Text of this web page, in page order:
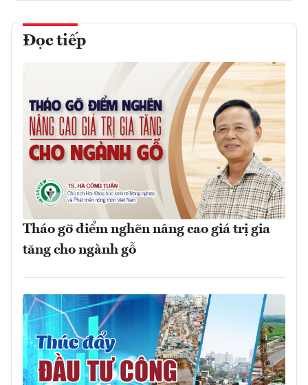
Đọc tiếp
Tháo gỡ điểm nghẽn nâng cao giá trị gia
tăng cho ngành gỗ